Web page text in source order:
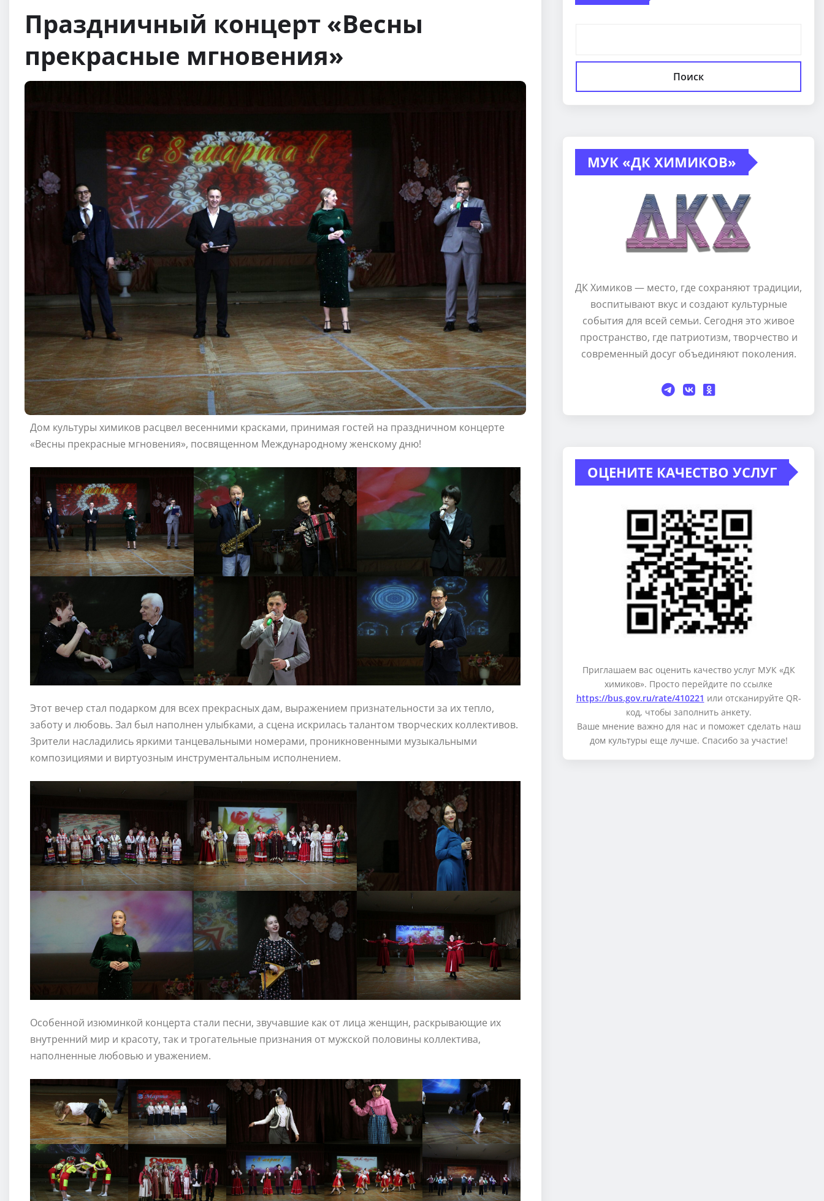
Праздничный концерт «Весны
прекрасные мгновения»
Дом культуры химиков расцвел весенними красками, принимая гостей на праздничном концерте
«Весны прекрасные мгновения», посвященном Международному женскому дню!
Этот вечер стал подарком для всех прекрасных дам, выражением признательности за их тепло,
заботу и любовь. Зал был наполнен улыбками, а сцена искрилась талантом творческих коллективов.
Зрители насладились яркими танцевальными номерами, проникновенными музыкальными
композициями и виртуозным инструментальным исполнением.
Особенной изюминкой концерта стали песни, звучавшие как от лица женщин, раскрывающие их
внутренний мир и красоту, так и трогательные признания от мужской половины коллектива,
наполненные любовью и уважением.
Поиск
МУК «ДК ХИМИКОВ»
ДК Химиков — место, где сохраняют традиции,
воспитывают вкус и создают культурные
события для всей семьи. Сегодня это живое
пространство, где патриотизм, творчество и
современный досуг объединяют поколения.
ОЦЕНИТЕ КАЧЕСТВО УСЛУГ
Приглашаем вас оценить качество услуг МУК «ДК
химиков». Просто перейдите по ссылке
https://bus.gov.ru/rate/410221 или отсканируйте QR-
код, чтобы заполнить анкету.
Ваше мнение важно для нас и поможет сделать наш
дом культуры еще лучше. Спасибо за участие!